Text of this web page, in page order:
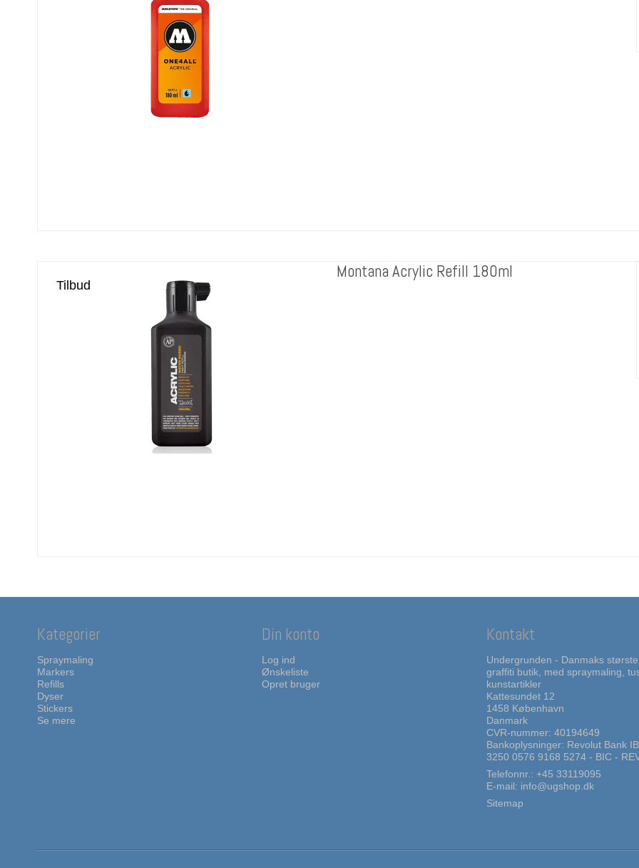
Tilbud
Montana Acrylic Refill 180ml
Kategorier
Spraymaling
Markers
Refills
Dyser
Stickers
Se mere
Din konto
Log ind
Ønskeliste
Opret bruger
Kontakt
Undergrunden - Danmaks
graffiti butik, med spraymaling,
kunstartikler
Kattesundet 12
1458 København
Danmark
CVR-nummer: 40194649
Bankoplysninger: Revolut Bank
3250 0576 9168 5274 - BIC -
Telefonnr.: +45 33119095
E-mail: info@ugshop.dk
Sitemap